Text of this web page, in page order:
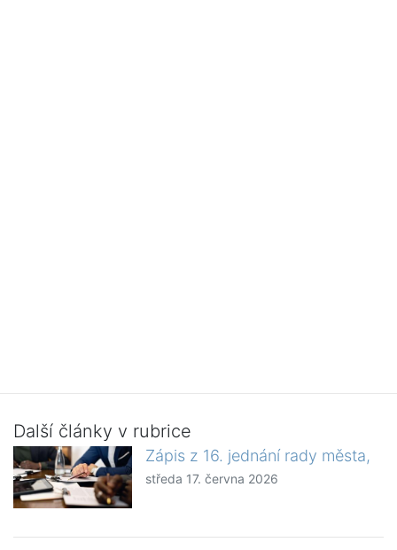
Další články v rubrice
Zápis z 16. jednání rady města,
středa 17. června 2026